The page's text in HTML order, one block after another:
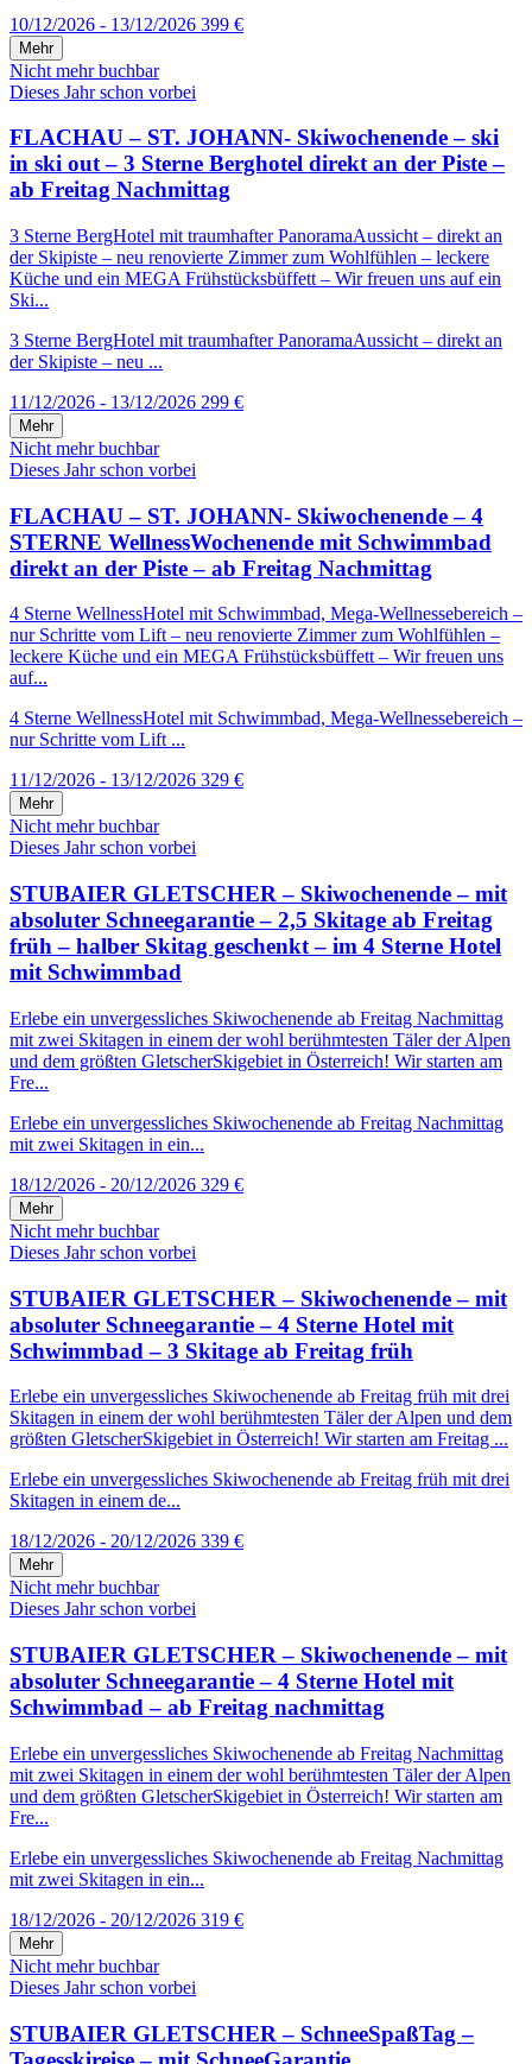
10/12/2026 - 13/12/2026 399 €
Mehr
Nicht mehr buchbar
Dieses Jahr schon vorbei
FLACHAU – ST. JOHANN- Skiwochenende – ski
in ski out – 3 Sterne Berghotel direkt an der Piste –
ab Freitag Nachmittag
3 Sterne BergHotel mit traumhafter PanoramaAussicht – direkt an
der Skipiste – neu renovierte Zimmer zum Wohlfühlen – leckere
Küche und ein MEGA Frühstücksbüffett – Wir freuen uns auf ein
Ski...
3 Sterne BergHotel mit traumhafter PanoramaAussicht – direkt an
der Skipiste – neu ...
11/12/2026 - 13/12/2026 299 €
Mehr
Nicht mehr buchbar
Dieses Jahr schon vorbei
FLACHAU – ST. JOHANN- Skiwochenende – 4
STERNE WellnessWochenende mit Schwimmbad
direkt an der Piste – ab Freitag Nachmittag
4 Sterne WellnessHotel mit Schwimmbad, Mega-Wellnessebereich –
nur Schritte vom Lift – neu renovierte Zimmer zum Wohlfühlen –
leckere Küche und ein MEGA Frühstücksbüffett – Wir freuen uns
auf...
4 Sterne WellnessHotel mit Schwimmbad, Mega-Wellnessebereich –
nur Schritte vom Lift ...
11/12/2026 - 13/12/2026 329 €
Mehr
Nicht mehr buchbar
Dieses Jahr schon vorbei
STUBAIER GLETSCHER – Skiwochenende – mit
absoluter Schneegarantie – 2,5 Skitage ab Freitag
früh – halber Skitag geschenkt – im 4 Sterne Hotel
mit Schwimmbad
Erlebe ein unvergessliches Skiwochenende ab Freitag Nachmittag
mit zwei Skitagen in einem der wohl berühmtesten Täler der Alpen
und dem größten GletscherSkigebiet in Österreich! Wir starten am
Fre...
Erlebe ein unvergessliches Skiwochenende ab Freitag Nachmittag
mit zwei Skitagen in ein...
18/12/2026 - 20/12/2026 329 €
Mehr
Nicht mehr buchbar
Dieses Jahr schon vorbei
STUBAIER GLETSCHER – Skiwochenende – mit
absoluter Schneegarantie – 4 Sterne Hotel mit
Schwimmbad – 3 Skitage ab Freitag früh
Erlebe ein unvergessliches Skiwochenende ab Freitag früh mit drei
Skitagen in einem der wohl berühmtesten Täler der Alpen und dem
größten GletscherSkigebiet in Österreich! Wir starten am Freitag ...
Erlebe ein unvergessliches Skiwochenende ab Freitag früh mit drei
Skitagen in einem de...
18/12/2026 - 20/12/2026 339 €
Mehr
Nicht mehr buchbar
Dieses Jahr schon vorbei
STUBAIER GLETSCHER – Skiwochenende – mit
absoluter Schneegarantie – 4 Sterne Hotel mit
Schwimmbad – ab Freitag nachmittag
Erlebe ein unvergessliches Skiwochenende ab Freitag Nachmittag
mit zwei Skitagen in einem der wohl berühmtesten Täler der Alpen
und dem größten GletscherSkigebiet in Österreich! Wir starten am
Fre...
Erlebe ein unvergessliches Skiwochenende ab Freitag Nachmittag
mit zwei Skitagen in ein...
18/12/2026 - 20/12/2026 319 €
Mehr
Nicht mehr buchbar
Dieses Jahr schon vorbei
STUBAIER GLETSCHER – SchneeSpaßTag –